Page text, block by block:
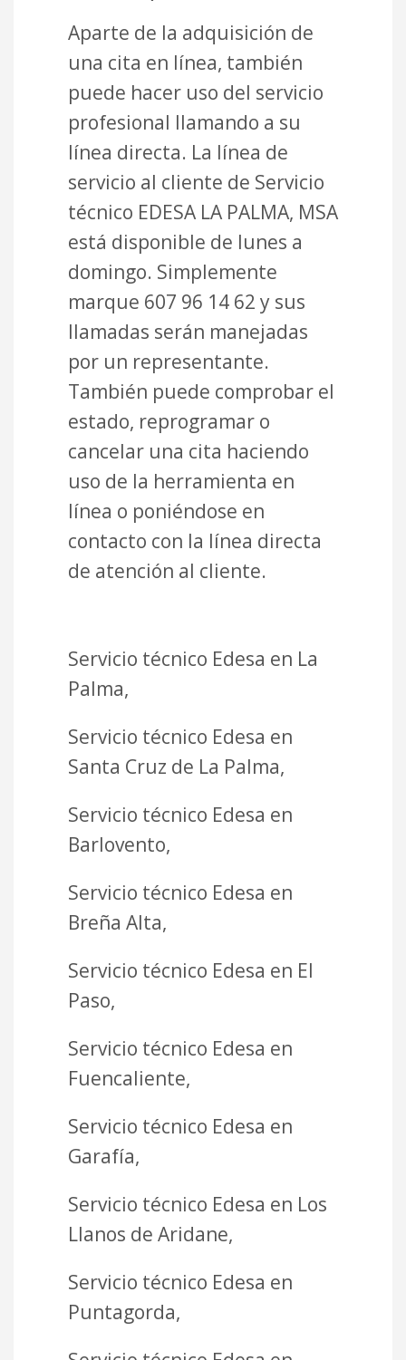
Aparte de la adquisición de
una cita en línea, también
puede hacer uso del servicio
profesional llamando a su
línea directa. La línea de
servicio al cliente de Servicio
técnico EDESA LA PALMA, MSA
está disponible de lunes a
domingo. Simplemente
marque 607 96 14 62 y sus
llamadas serán manejadas
por un representante.
También puede comprobar el
estado, reprogramar o
cancelar una cita haciendo
uso de la herramienta en
línea o poniéndose en
contacto con la línea directa
de atención al cliente.
Servicio técnico Edesa en La
Palma,
Servicio técnico Edesa en
Santa Cruz de La Palma,
Servicio técnico Edesa en
Barlovento,
Servicio técnico Edesa en
Breña Alta,
Servicio técnico Edesa en El
Paso,
Servicio técnico Edesa en
Fuencaliente,
Servicio técnico Edesa en
Garafía,
Servicio técnico Edesa en Los
Llanos de Aridane,
Servicio técnico Edesa en
Puntagorda,